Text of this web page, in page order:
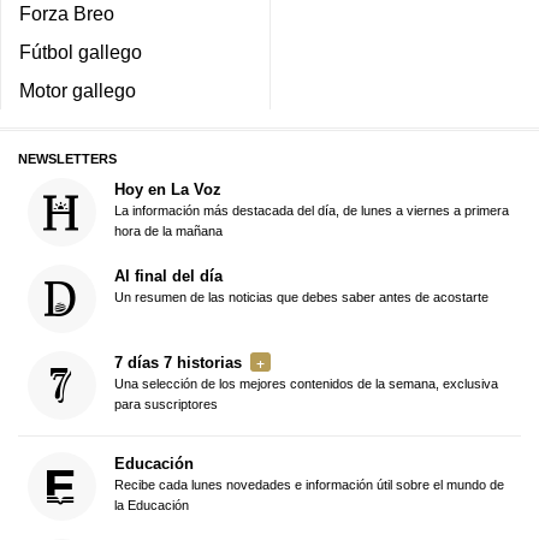
Forza Breo
Fútbol gallego
Motor gallego
NEWSLETTERS
Hoy en La Voz
La información más destacada del día, de lunes a viernes a primera
hora de la mañana
Al final del día
Un resumen de las noticias que debes saber antes de acostarte
7 días 7 historias
Una selección de los mejores contenidos de la semana, exclusiva
para suscriptores
Educación
Recibe cada lunes novedades e información útil sobre el mundo de
la Educación